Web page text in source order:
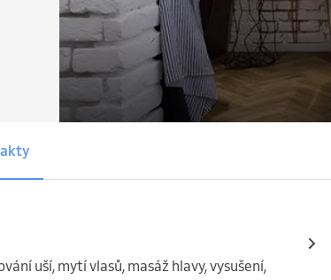
uší, mytí vlasů, masáž hlavy, vysušení,